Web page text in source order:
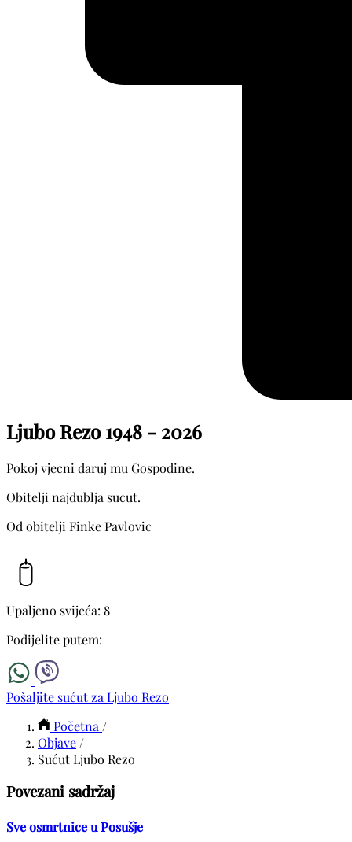
Ljubo Rezo1948 - 2026
Pokoj vjecni daruj mu Gospodine.
Obitelji najdublja sucut.
Od obitelji Finke Pavlovic
Upaljeno svijeća: 8
Podijelite putem:
Pošaljite sućut za Ljubo Rezo
Početna /
Objave /
Sućut Ljubo Rezo
Povezani sadržaj
Sve osmrtnice u Posušje